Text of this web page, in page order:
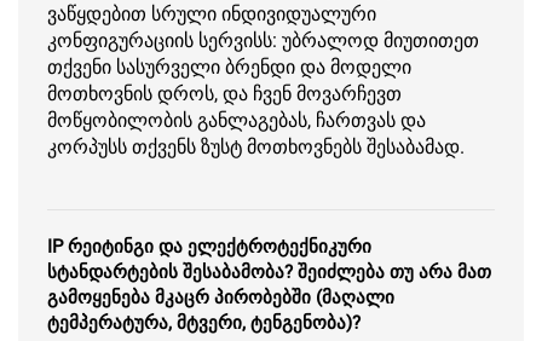
ვაწყდებით სრული ინდივიდუალური
კონფიგურაციის სერვისს: უბრალოდ მიუთითეთ
თქვენი სასურველი ბრენდი და მოდელი
მოთხოვნის დროს, და ჩვენ მოვარჩევთ
მოწყობილობის განლაგებას, ჩართვას და
კორპუსს თქვენს ზუსტ მოთხოვნებს შესაბამად.
IP რეიტინგი და ელექტროტექნიკური
სტანდარტების შესაბამობა? შეიძლება თუ არა მათ
გამოყენება მკაცრ პირობებში (მაღალი
ტემპერატურა, მტვერი, ტენგენობა)?